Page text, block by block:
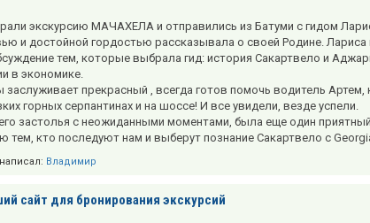
экскурсию МАЧАХЕЛА и отправились из Батуми с гидом
и достойной гордостью рассказывала о своей Родине. Лариса
тем, которые выбрала гид: история Сакартвело и
в экономике.
заслуживает прекрасный , всегда готов помочь водитель
горных серпантинах и на шоссе! И все увидели, везде успели.
застолья с неожиданными моментами, была еще один
тем, кто последуют нам и выберут познание Сакартвело с
Владимир
сайт для бронирования экскурсий